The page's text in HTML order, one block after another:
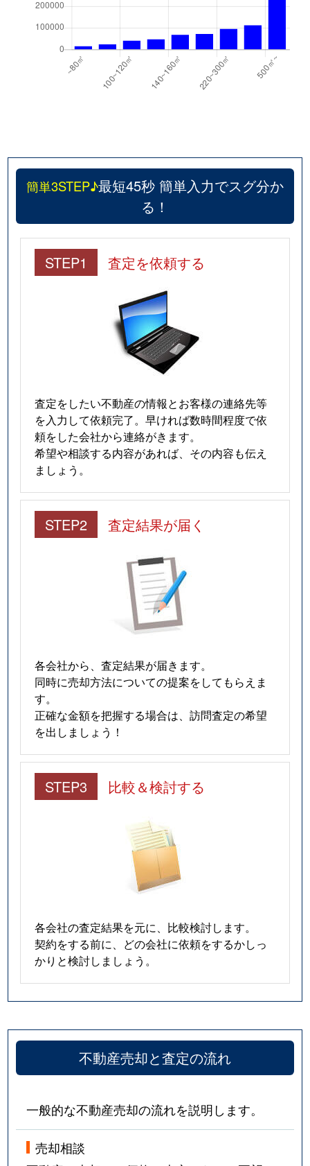
簡単3STEP♪最短45秒 簡単入力でスグ分か
る！
STEP1 査定を依頼する
査定をしたい不動産の情報とお客様の連絡先等
を入力して依頼完了。早ければ数時間程度で依
頼をした会社から連絡がきます。
希望や相談する内容があれば、その内容も伝え
ましょう。
STEP2 査定結果が届く
各会社から、査定結果が届きます。
同時に売却方法についての提案をしてもらえま
す。
正確な金額を把握する場合は、訪問査定の希望
を出しましょう！
STEP3 比較＆検討する
各会社の査定結果を元に、比較検討します。
契約をする前に、どの会社に依頼をするかしっ
かりと検討しましょう。
不動産売却と査定の流れ
一般的な不動産売却の流れを説明します。
売却相談